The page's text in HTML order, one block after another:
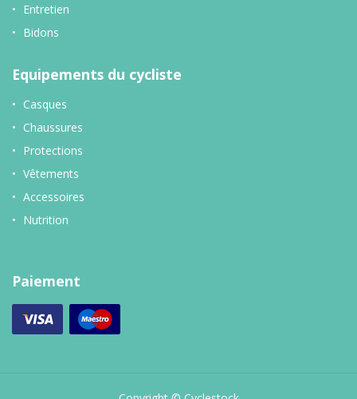
Entretien
Bidons
Equipements du cycliste
Casques
Chaussures
Protections
Vêtements
Accessoires
Nutrition
Paiement